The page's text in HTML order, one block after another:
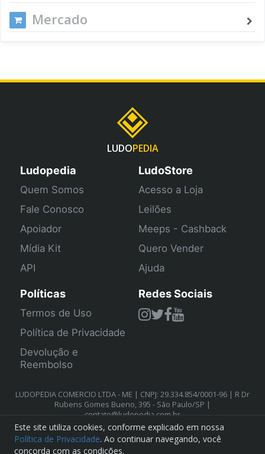
Mercado
LUDOPEDIA
Ludopedia
Quem Somos
Fale Conosco
Apoiador
Mídia Kit
API
LudoStore
Acesso a Loja
Leilões
Meeps - Cashback
Quero Vender
Ajuda
Políticas
Termos de Uso
Política de Privacidade
Devolução e
Reembolso
Redes Sociais
LUDOPEDIA COMERCIO LTDA - ME | CNPJ: 29.334.854/0001-96 | R Dr
Rubens Gomes Bueno, 395 - São Paulo/SP |
contato@ludopedia.com.br
Este site utiliza cookies, conforme explicado em nossa
Política de Privacidade. Ao continuar navegando, você
concorda com as condições.